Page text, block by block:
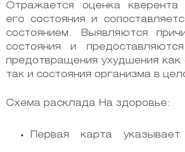
Отражается оценка кверента
его состояния и
состоянием. Выявляются
состояния и
предотвращения ухудшения как
так и состояния организма в
Схема расклада На здоровье:
Первая карта